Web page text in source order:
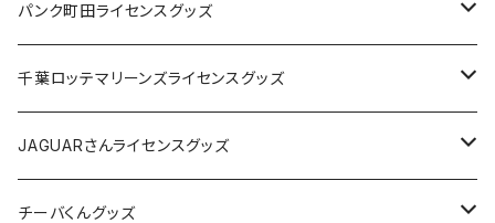
ステッカー
缶バッジ
ホテルキーホルダー
缶バッジ
アクリルキーホルダー
ホテルキーホルダー
クリアファイル
Tシャツ
キャップ
バッグ
ステッカー
パンク町田ライセンスグッズ
Tシャツ
キャップ
バッグ
千葉ロッテマリーンズライセンスグッズ
ステッカー
ステッカー
缶バッジ
JAGUARさんライセンスグッズ
Tシャツ
チーバくんグッズ